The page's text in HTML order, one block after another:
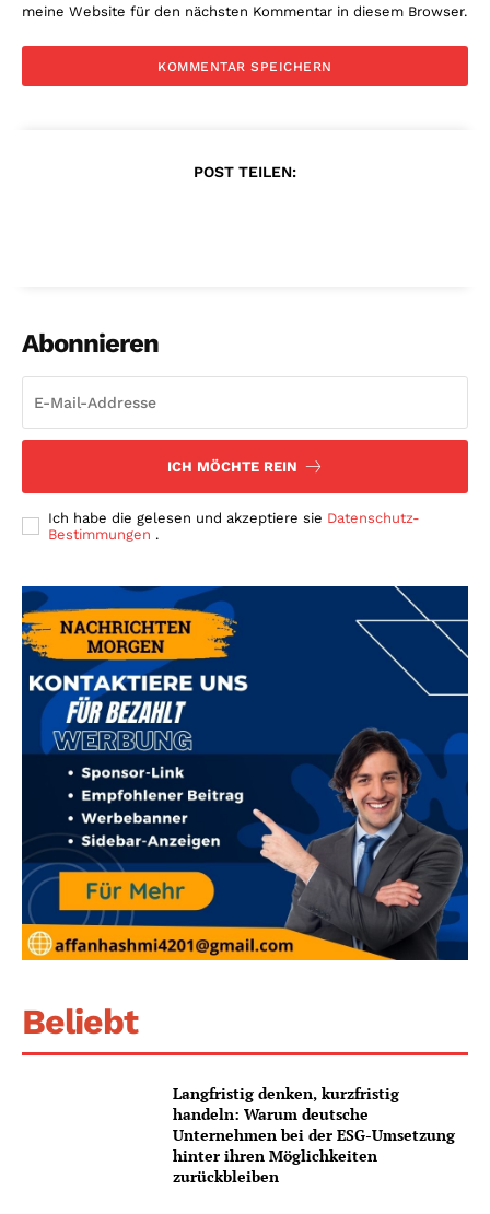
meine Website für den nächsten Kommentar in diesem Browser.
POST TEILEN:
Abonnieren
ICH MÖCHTE REIN
Ich habe die gelesen und akzeptiere sie Datenschutz-
Bestimmungen .
Beliebt
Langfristig denken, kurzfristig
handeln: Warum deutsche
Unternehmen bei der ESG-Umsetzung
hinter ihren Möglichkeiten
zurückbleiben